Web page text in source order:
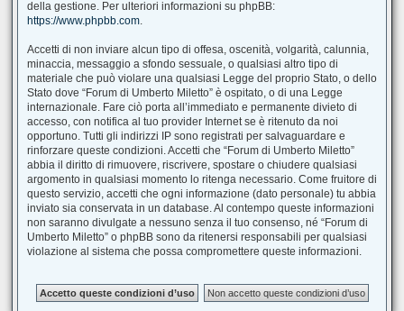
della gestione. Per ulteriori informazioni su phpBB:
https://www.phpbb.com.
Accetti di non inviare alcun tipo di offesa, oscenità, volgarità, calunnia,
minaccia, messaggio a sfondo sessuale, o qualsiasi altro tipo di
materiale che può violare una qualsiasi Legge del proprio Stato, o dello
Stato dove “Forum di Umberto Miletto” è ospitato, o di una Legge
internazionale. Fare ciò porta all’immediato e permanente divieto di
accesso, con notifica al tuo provider Internet se è ritenuto da noi
opportuno. Tutti gli indirizzi IP sono registrati per salvaguardare e
rinforzare queste condizioni. Accetti che “Forum di Umberto Miletto”
abbia il diritto di rimuovere, riscrivere, spostare o chiudere qualsiasi
argomento in qualsiasi momento lo ritenga necessario. Come fruitore di
questo servizio, accetti che ogni informazione (dato personale) tu abbia
inviato sia conservata in un database. Al contempo queste informazioni
non saranno divulgate a nessuno senza il tuo consenso, né “Forum di
Umberto Miletto” o phpBB sono da ritenersi responsabili per qualsiasi
violazione al sistema che possa compromettere queste informazioni.